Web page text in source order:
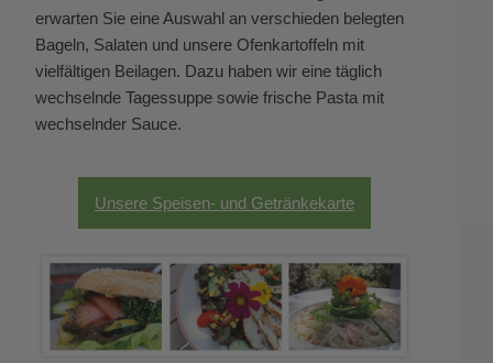
erwarten Sie eine Auswahl an verschieden belegten
Bageln, Salaten und unsere Ofenkartoffeln mit
vielfältigen Beilagen. Dazu haben wir eine täglich
wechselnde Tagessuppe sowie frischePasta mit
wechselnder Sauce.
Unsere Speisen- und Getränkekarte